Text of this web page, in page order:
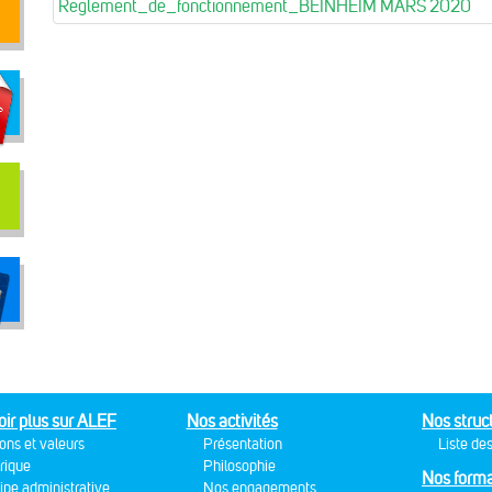
Reglement_de_fonctionnement_BEINHEIM MARS 2020
plus sur ALEF
et valeurs
administrative
Nos activités
Présentation
Philosophie
Nos engagements
Nos
Liste
Nos